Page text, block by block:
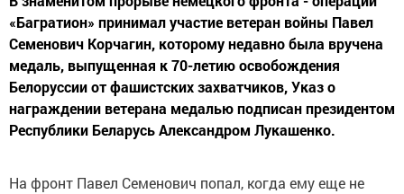
«Багратион» принимал участие ветеран войны Павел
Семенович Корчагин, которому недавно была вручена
медаль, выпущенная к 70-летию освобождения
Белоруссии от фашистских захватчиков, Указ о
награждении ветерана медалью подписан президентом
Республики Беларусь Александром Лукашенко.
На фронт Павел Семенович попал, когда ему еще не